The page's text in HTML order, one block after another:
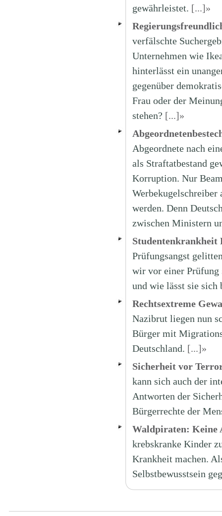
gewährleistet. [...]»
verfälschte
Unternehmen wie
hinterlässt ein
gegenüber
Frau oder der
stehen? [...]»
Abgeordnete nach
als Straftatbestand
Korruption. Nur
Werbekugelschreiber
werden. Denn
zwischen Ministern
Studentenkrankheit
Prüfungsangst
wir vor einer Prüfung
und wie lässt sie sich
Rechtsextreme
Nazibrut liegen nun
Bürger mit
Deutschland. [...]»
Sicherheit vor
kann sich auch der
Antworten der
Bürgerrechte der
Waldpiraten: Keine
krebskranke Kinder
Krankheit machen.
Selbstbewusstsein